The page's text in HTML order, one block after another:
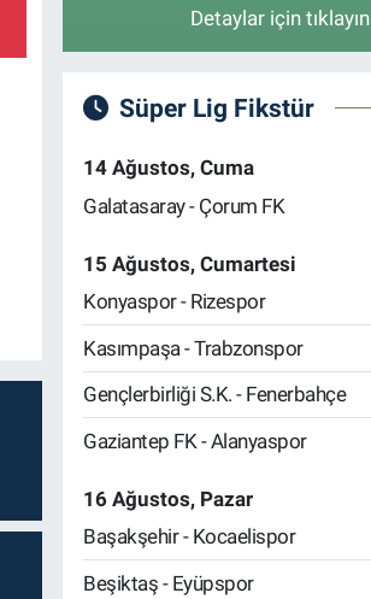
Detaylar için tıklayın
Süper Lig Fikstür
14 Ağustos, Cuma
Galatasaray - Çorum FK
15 Ağustos, Cumartesi
Konyaspor - Rizespor
Kasımpaşa - Trabzonspor
Gençlerbirliği S.K. - Fenerbahçe
Gaziantep FK - Alanyaspor
16 Ağustos, Pazar
Başakşehir - Kocaelispor
Beşiktaş - Eyüpspor